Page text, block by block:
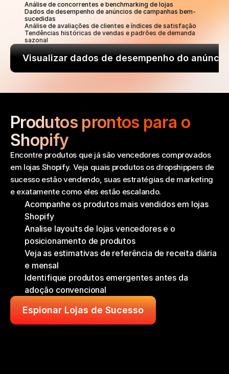
Análise de concorrentes e benchmarking de lojas
Dados de desempenho de anúncios de campanhas bem-
sucedidas
Análise de avaliações de clientes e índices de satisfação
Tendências históricas de vendas e padrões de demanda
sazonal
Visualizar dados de desempenho do anúncio
Produtos prontos para o
Shopify
Encontre produtos que já são vencedores comprovados
em lojas Shopify. Veja quais produtos os dropshippers de
sucesso estão vendendo, suas estratégias de marketing
e exatamente como eles estão escalando.
Acompanhe os produtos mais vendidos em lojas
Shopify
Analise layouts de lojas vencedores e o
posicionamento de produtos
Veja as estimativas de referência de receita diária
e mensal
Identifique produtos emergentes antes da
adoção convencional
Espionar Lojas de Sucesso